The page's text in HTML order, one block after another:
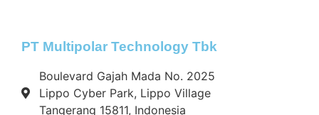
PT Multipolar Technology Tbk
Boulevard Gajah Mada No. 2025
Lippo Cyber Park, Lippo Village
Tangerang 15811, Indonesia